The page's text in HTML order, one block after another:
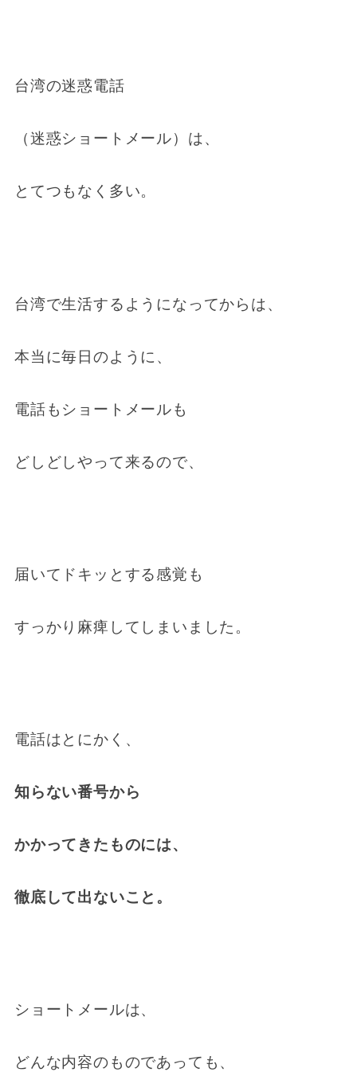
台湾の迷惑電話
（迷惑ショートメール）は、
とてつもなく多い。
台湾で生活するようになってからは、
本当に毎日のように、
電話もショートメールも
どしどしやって来るので、
届いてドキッとする感覚も
すっかり麻痺してしまいました。
電話はとにかく、
知らない番号から
かかってきたものには、
徹底して出ないこと。
ショートメールは、
どんな内容のものであっても、